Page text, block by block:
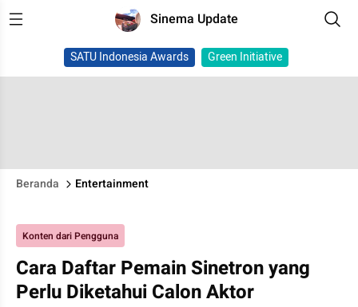
Sinema Update
SATU Indonesia Awards Green Initiative
Beranda Entertainment
Konten dari Pengguna
Cara Daftar Pemain Sinetron yang
Perlu Diketahui Calon Aktor